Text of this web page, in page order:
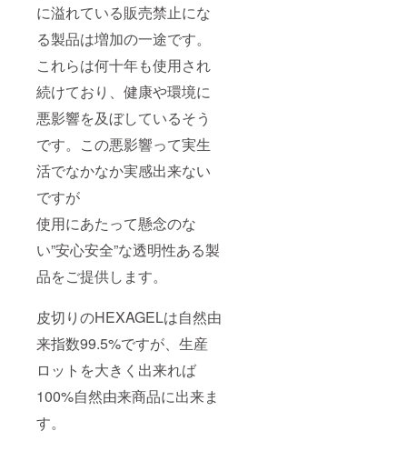
に溢れている販売禁止にな
る製品は増加の一途です。
これらは何十年も使用され
続けており、健康や環境に
悪影響を及ぼしているそう
です。この悪影響って実生
活でなかなか実感出来ない
ですが
使用にあたって懸念のな
い”安心安全”な透明性ある製
品をご提供します。
皮切りのHEXAGELは自然由
来指数99.5%ですが、生産
ロットを大きく出来れば
100%自然由来商品に出来ま
す。